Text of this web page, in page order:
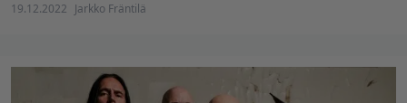
19.12.2022 Jarkko Fräntilä